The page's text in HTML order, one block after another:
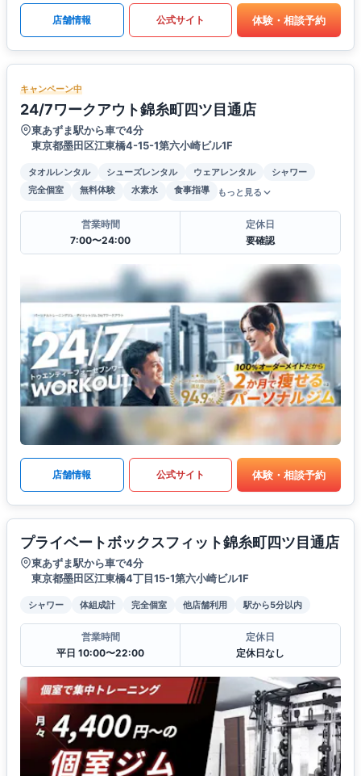
店舗情報 公式サイト 体験・相談予約
キャンペーン中
24/7ワークアウト錦糸町四ツ目通店
東あずま駅から車で4分
東京都墨田区江東橋4-15-1第六小崎ビル1F
タオルレンタル シューズレンタル ウェアレンタル
シャワー
完全個室
無料体験 水素水 食事指導 もっと見る
営業時間
7:00〜24:00
定休日
要確認
店舗情報 公式サイト 体験・相談予約
プライベートボックスフィット錦糸町四ツ目通店
東あずま駅から車で4分
東京都墨田区江東橋4丁目15-1第六小崎ビル1F
シャワー 体組成計 完全個室 他店舗利用 駅から5分以内
営業時間
平日 10:00〜22:00
定休日
定休日なし